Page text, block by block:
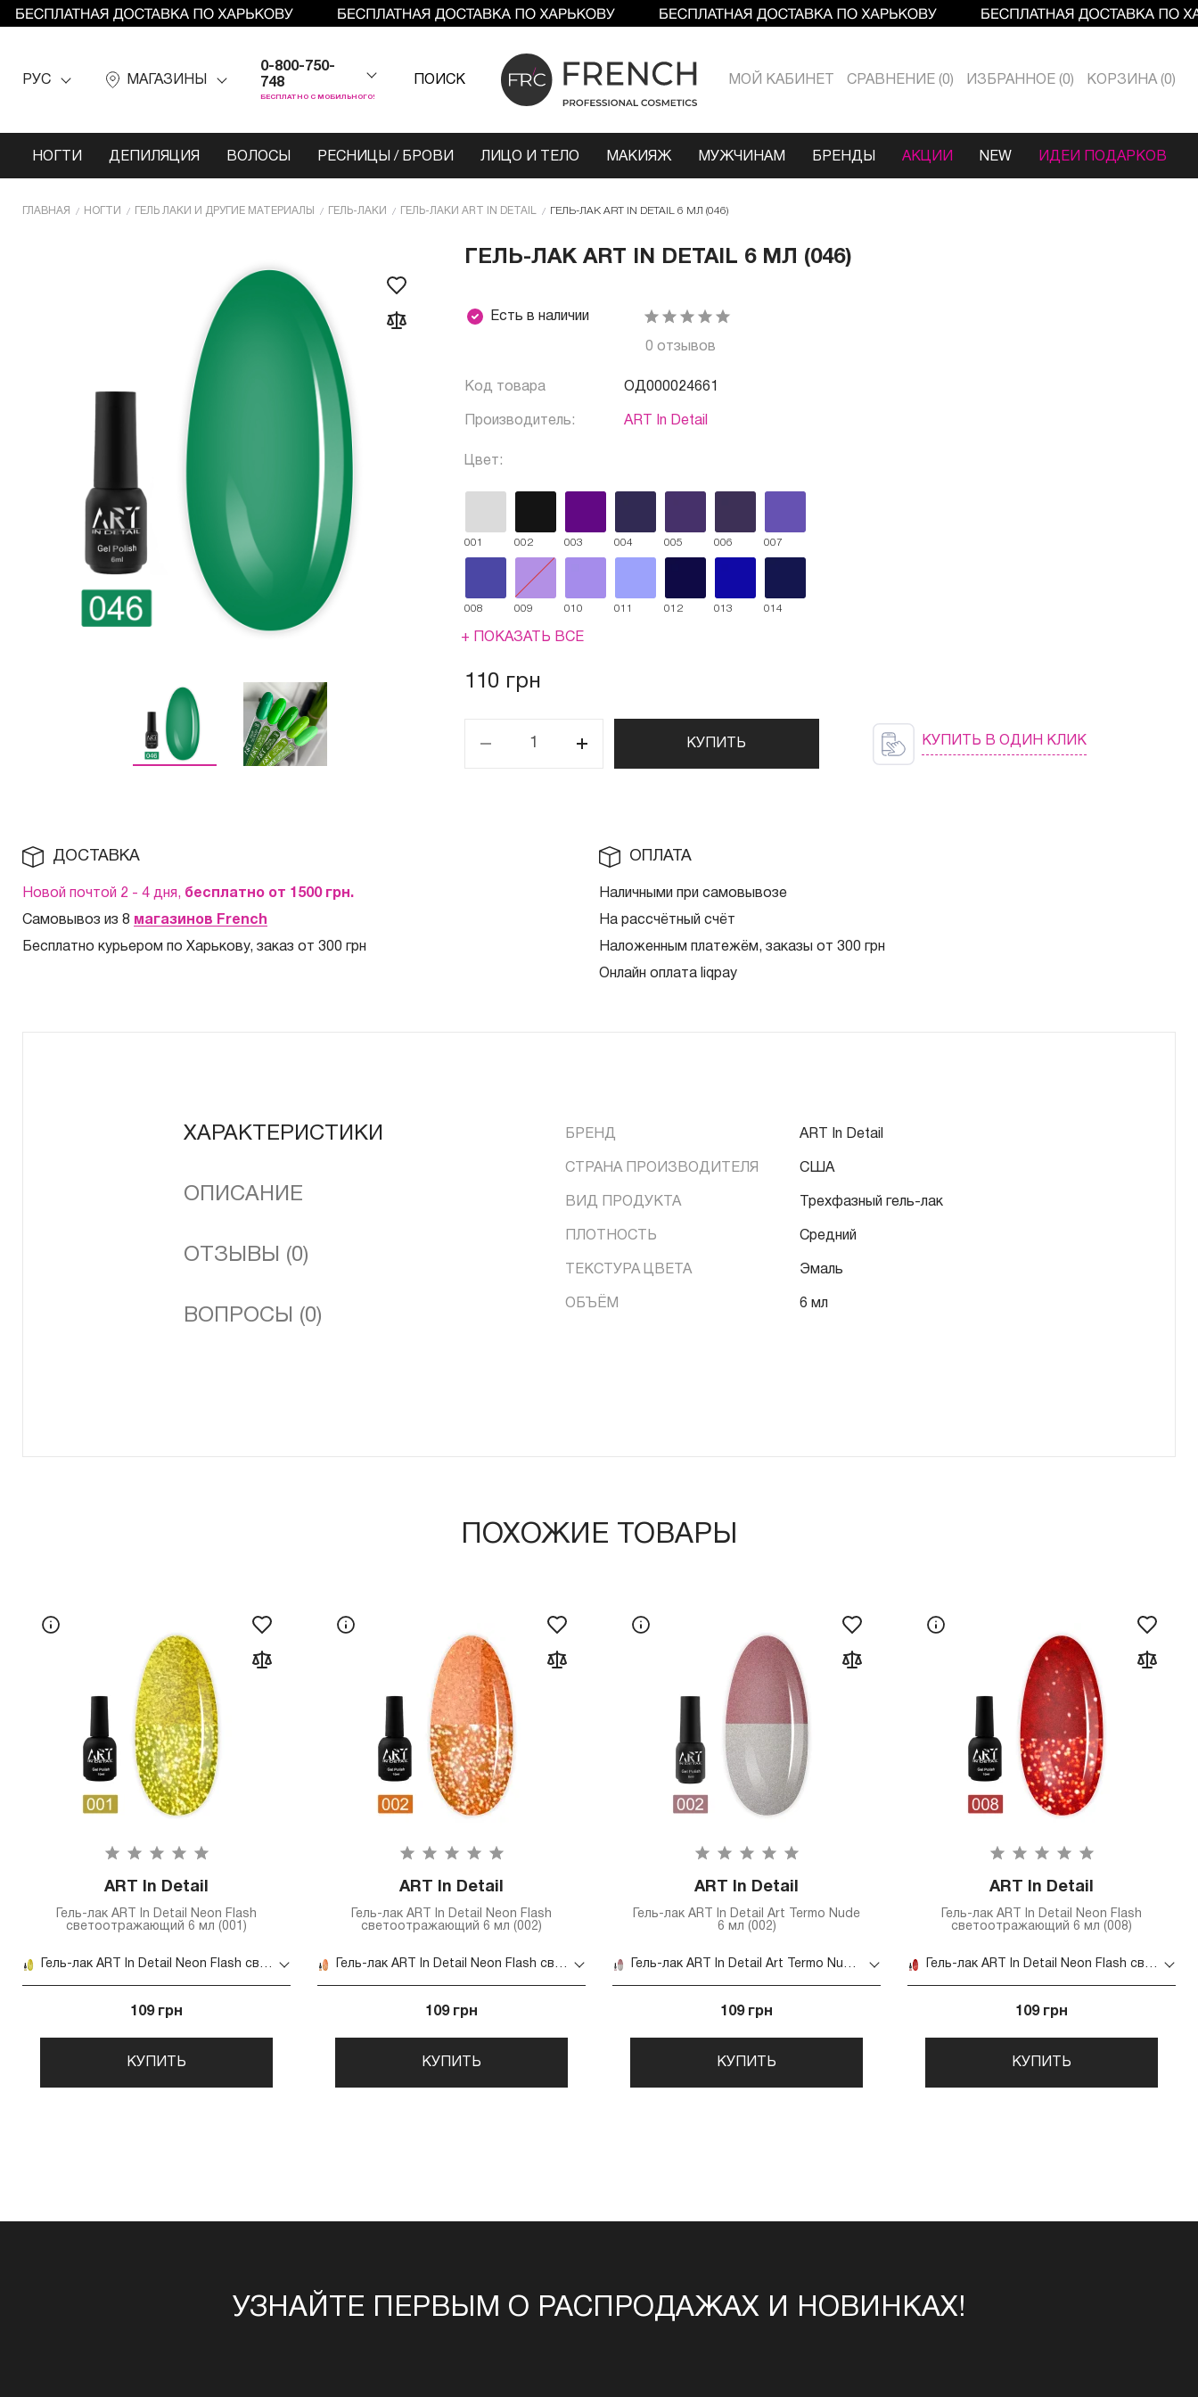
РУС МАГАЗИНЫ
0-800-750-
748
БЕСПЛАТНО С МОБИЛЬНОГО!
ПОИСК МОЙ КАБИНЕТ СРАВНЕНИЕ 0 ИЗБРАННОЕ 0 КОРЗИНА 0
НОГТИ ДЕПИЛЯЦИЯ ВОЛОСЫ РЕСНИЦЫ / БРОВИ ЛИЦО И ТЕЛО МАКИЯЖ МУЖЧИНАМ БРЕНДЫ АКЦИИ NEW ИДЕИ ПОДАРКОВ
ГЛАВНАЯ НОГТИ ГЕЛЬ ЛАКИ И ДРУГИЕ МАТЕРИАЛЫ ГЕЛЬ-ЛАКИ ГЕЛЬ-ЛАКИ ART IN DETAIL ГЕЛЬ-ЛАК ART IN DETAIL 6 МЛ (046)
ГЕЛЬ-ЛАК ART IN DETAIL 6 МЛ (046)
Есть в наличии
0 отзывов
Код товара ОД000024661
Производитель: ART In Detail
Цвет:
001 002 003 004 005 006 007
008 009 010 011 012 013 014
+ ПОКАЗАТЬ ВСЕ
110 грн
КУПИТЬ КУПИТЬ В ОДИН КЛИК
ДОСТАВКА
Новой почтой 2 - 4 дня, бесплатно от 1500 грн.
Самовывоз из 8 магазинов French
Бесплатно курьером по Харькову, заказ от 300 грн
ОПЛАТА
Наличными при самовывозе
На рассчётный счёт
Наложенным платежём, заказы от 300 грн
Онлайн оплата liqpay
ХАРАКТЕРИСТИКИ
ОПИСАНИЕ
ОТЗЫВЫ (0)
ВОПРОСЫ (0)
БРЕНД ART In Detail
СТРАНА ПРОИЗВОДИТЕЛЯ США
ВИД ПРОДУКТА Трехфазный гель-лак
ПЛОТНОСТЬ Средний
ТЕКСТУРА ЦВЕТА Эмаль
ОБЪЁМ 6 мл
ПОХОЖИЕ ТОВАРЫ
ART In Detail
Гель-лак ART In Detail Neon Flash
светоотражающий 6 мл (001)
Гель-лак ART In Detail Neon Flash светоотражающий 6 мл (001)
109 грн
КУПИТЬ
ART In Detail
Гель-лак ART In Detail Neon Flash
светоотражающий 6 мл (002)
Гель-лак ART In Detail Neon Flash светоотражающий 6 мл (002)
109 грн
КУПИТЬ
ART In Detail
Гель-лак ART In Detail Art Termo Nude
6 мл (002)
Гель-лак ART In Detail Art Termo Nude 6 мл (002)
109 грн
КУПИТЬ
ART In Detail
Гель-лак ART In Detail Neon Flash
светоотражающий 6 мл (008)
Гель-лак ART In Detail Neon Flash светоотражающий 6 мл (008)
109 грн
КУПИТЬ
УЗНАЙТЕ ПЕРВЫМ О РАСПРОДАЖАХ И НОВИНКАХ!